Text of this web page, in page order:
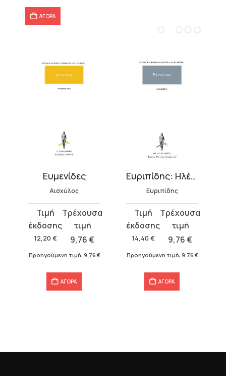
ΑΓΟΡΑ
Ευμενίδες
Αισχύλος
12,20 €
Original
price
was:
12,20 €.
9,76€
τρέχουσα
τιμή
Προηγούμενη τιμή: 9,76 €
ΑΓΟΡΑ
Ευριπίδης: Ηλέκτρα
Ευριπίδης
14,40 €
Original
price
was:
14,40 €.
9,76€
τρέχουσα
τιμή
Προηγούμενη τιμή: 9,76 €
ΑΓΟΡΑ